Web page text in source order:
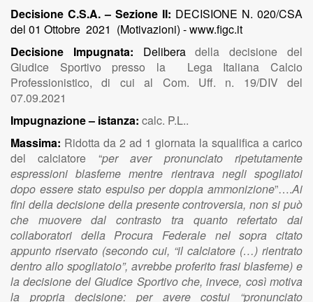
Decisione C.S.A. – Sezione II: DECISIONE N. 020/CSA
del 01 Ottobre 2021 (Motivazioni) - www.figc.it
Decisione Impugnata: Deliberadella decisione del
Giudice Sportivo presso la Lega Italiana Calcio
Professionistico, di cui al Com. Uff. n. 19/DIV del
07.09.2021
Impugnazione – istanza: calc. P.L..
Massima: Ridotta da 2 ad 1 giornata la squalifica a carico
del calciatore “per aver
pronunciato ripetutamente
espressioni blasfeme mentre rientrava negli spogliatoi
dopo essere stato espulso per doppia ammonizione”….Ai
fini della decisione della presente controversia, non si può
che muovere dal contrasto tra quanto refertato dai
collaboratori della Procura Federale nel sopra citato
appunto riservato (secondo cui, “il calciatore (…) rientrato
dentro allo spogliatoio”, avrebbe proferito frasi blasfeme) e
la decisione del Giudice Sportivo che, invece, così motiva
la propria decisione: per avere costui “pronunciato